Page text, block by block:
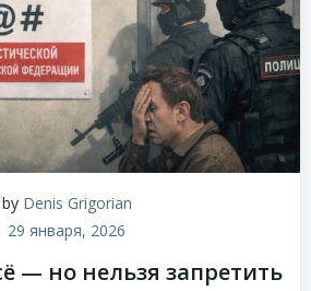
by Denis Grigorian
29 января, 2026
— но нельзя запретить